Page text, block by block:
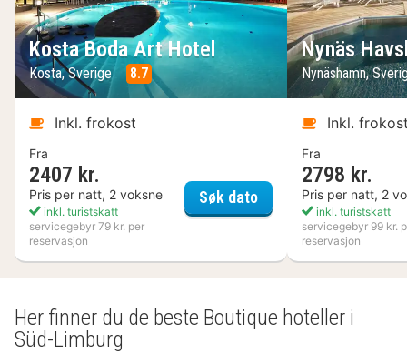
Kosta Boda Art Hotel
Kosta, Sverige 8.7
Inkl. frokost
Fra
2407 kr.
Pris per natt, 2 voksne
inkl. turistskatt
servicegebyr 79 kr. per
reservasjon
Søk datoKosta Boda Art Hotel
Nynäs
Nynäshamn,
Inkl.
Fra
2798 kr.
Pris per natt, 2
inkl. turistskatt
servicegebyr 99 kr.
reservasjon
Her finner du de beste Boutique hoteller i
Süd-Limburg